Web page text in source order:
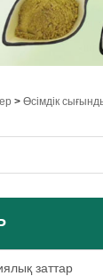
> Өсімдік
заттар